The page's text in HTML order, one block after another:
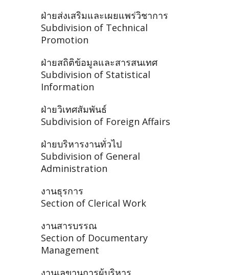
ฝ่ายส่งเสริมและเผยแพร่วิชาการ
Subdivision of Technical
Promotion
ฝ่ายสถิติข้อมูลและสารสนเทศ
Subdivision of Statistical
Information
ฝ่ายวิเทศสัมพันธ์
Subdivision of Foreign Affairs
ฝ่ายบริหารงานทั่วไป
Subdivision of General
Administration
งานธุรการ
Section of Clerical Work
งานสารบรรณ
Section of Documentary
Management